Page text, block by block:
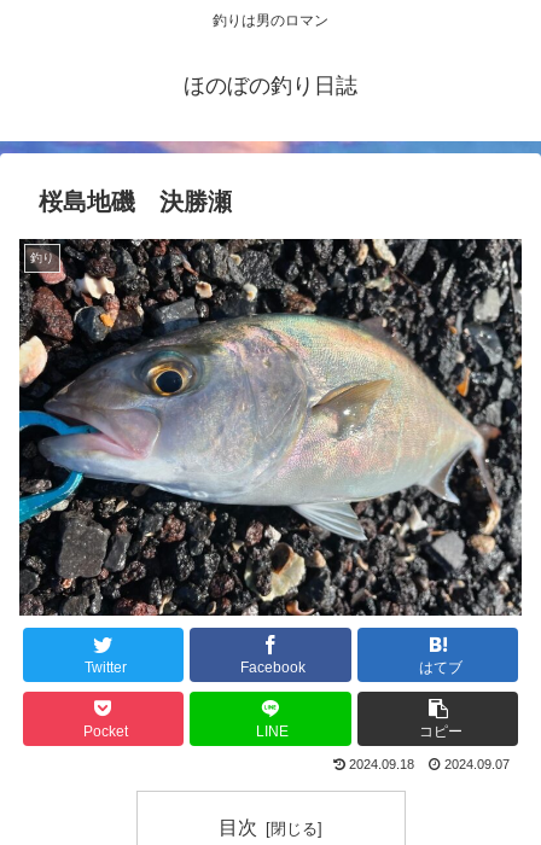
釣りは男のロマン
ほのぼの釣り日誌
桜島地磯 決勝瀬
釣り
Twitter Facebook はてブ
Pocket LINE コピー
2024.09.18 2024.09.07
目次